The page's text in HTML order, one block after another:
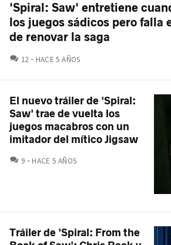
'Spiral: Saw' entretiene
los juegos sádicos pero falla
de renovar la saga
12 COMENTARIOS
HACE 5 AÑOS
El nuevo tráiler de 'Spiral:
Saw' trae de vuelta los
juegos macabros con un
imitador del mítico Jigsaw
9 COMENTARIOS
HACE 5 AÑOS
Tráiler de 'Spiral: From the